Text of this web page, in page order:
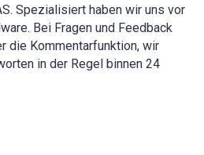
Spezialisiert haben wir uns vor
Bei Fragen und Feedback
die Kommentarfunktion, wir
in der Regel binnen 24